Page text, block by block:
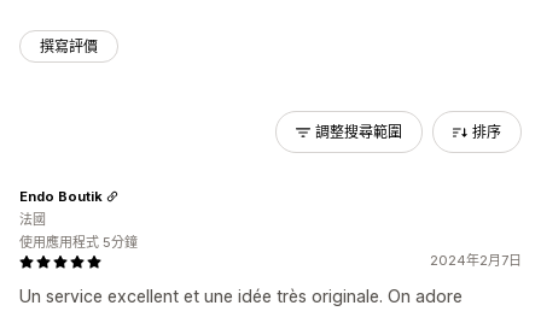
撰寫評價
調整搜尋範圍 排序
2024年2月7日
Un service excellent et une idée très originale. On adore
Endo Boutik
法國
使用應用程式 5分鐘